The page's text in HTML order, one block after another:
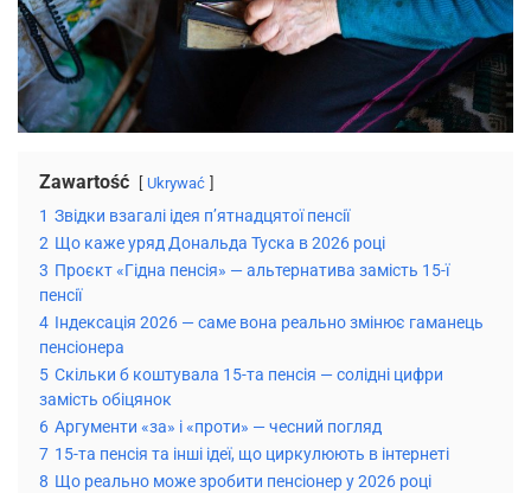
Zawartość Ukrywać
1 Звідки взагалі ідея п’ятнадцятої пенсії
2 Що каже уряд Дональда Туска в 2026 році
3 Проєкт «Гідна пенсія» — альтернатива замість 15-ї
пенсії
4 Індексація 2026 — саме вона реально змінює гаманець
пенсіонера
5 Скільки б коштувала 15-та пенсія — солідні цифри
замість обіцянок
6 Аргументи «за» і «проти» — чесний погляд
7 15-та пенсія та інші ідеї, що циркулюють в інтернеті
8 Що реально може зробити пенсіонер у 2026 році